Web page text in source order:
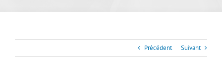
Précédent Suivant